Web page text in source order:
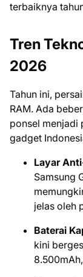
terbaiknya
Tren
2026
Tahun ini,
RAM. Ada
ponsel menjadi
gadget
Layar
Samsung
jelas oleh
Baterai
kini